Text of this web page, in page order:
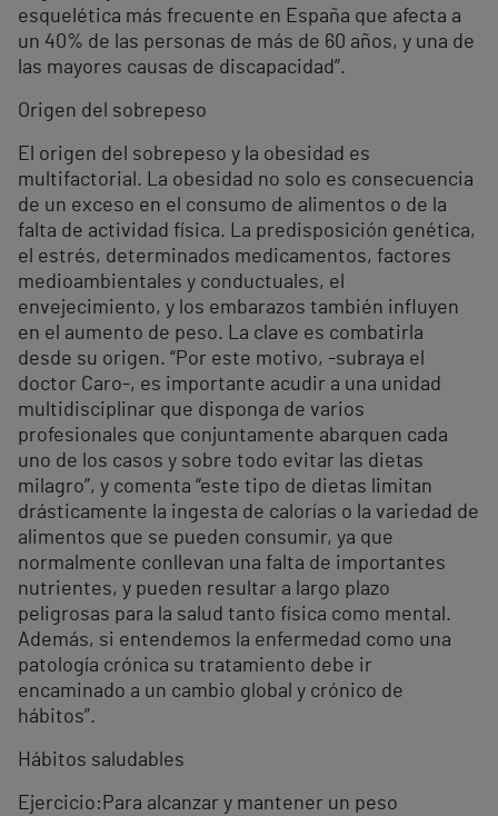
esquelética más frecuente en España que afecta a
un 40% de las personas de más de 60 años, y una de
las mayores causas de discapacidad”.
Origen del sobrepeso
El origen del sobrepeso y la obesidad es
multifactorial. La obesidad no solo es consecuencia
de un exceso en el consumo de alimentos o de la
falta de actividad física. La predisposición genética,
el estrés, determinados medicamentos, factores
medioambientales y conductuales, el
envejecimiento, y los embarazos también influyen
en el aumento de peso. La clave es combatirla
desde su origen. “Por este motivo, -subraya el
doctor Caro-, es importante acudir a una unidad
multidisciplinar que disponga de varios
profesionales que conjuntamente abarquen cada
uno de los casos y sobre todo evitar las dietas
milagro”, y comenta “este tipo de dietas limitan
drásticamente la ingesta de calorías o la variedad de
alimentos que se pueden consumir, ya que
normalmente conllevan una falta de importantes
nutrientes, y pueden resultar a largo plazo
peligrosas para la salud tanto física como mental.
Además, si entendemos la enfermedad como una
patología crónica su tratamiento debe ir
encaminado a un cambio global y crónico de
hábitos”.
Hábitos saludables
Ejercicio:Para alcanzar y mantener un peso